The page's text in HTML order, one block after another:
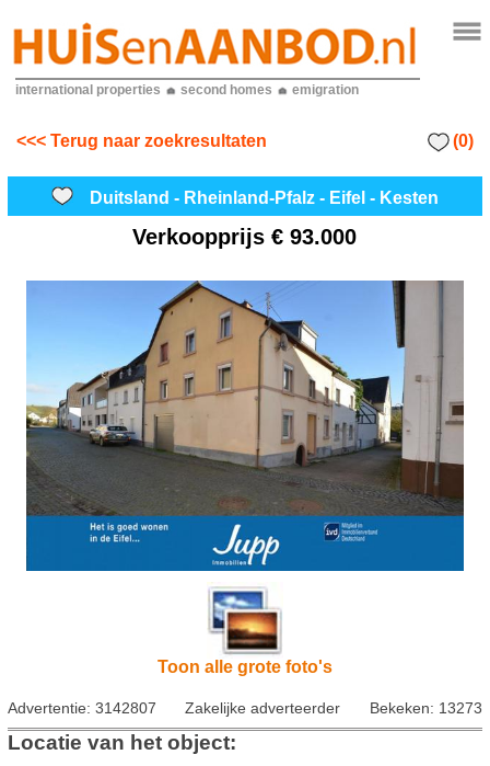
international properties second homes emigration
<<< Terug naar zoekresultaten (0)
Duitsland - Rheinland-Pfalz - Eifel - Kesten
Verkoopprijs€ 93.000
Toon alle grote foto's
Advertentie: 3142807 Zakelijke adverteerder Bekeken: 13273
Locatie van het object: